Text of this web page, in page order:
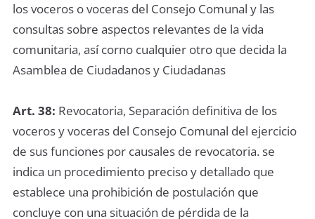
los voceros o voceras del Consejo Comunal y las
consultas sobre aspectos relevantes de la vida
comunitaria, así corno cualquier otro que decida la
Asamblea de Ciudadanos y Ciudadanas
Art. 38: Revocatoria, Separación definitiva de los
voceros y voceras del Consejo Comunal del ejercicio
de sus funciones por causales de revocatoria. se
indica un procedimiento preciso y detallado que
establece una prohibición de postulación que
concluye con una situación de pérdida de la